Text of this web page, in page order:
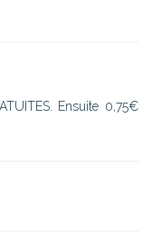
Ensuite 0,75€